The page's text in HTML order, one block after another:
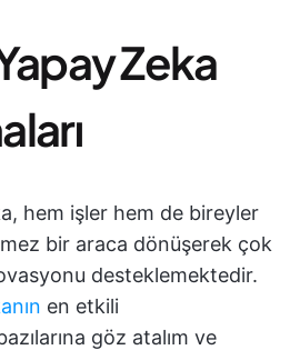
Zeka
hem işler hem de bireyler
bir araca dönüşerek çok
desteklemektedir.
en etkili
göz atalım ve